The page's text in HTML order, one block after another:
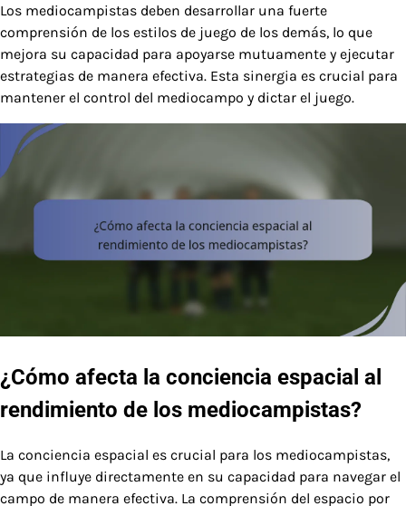
Los mediocampistas deben desarrollar una fuerte
comprensión de los estilos de juego de los demás, lo que
mejora su capacidad para apoyarse mutuamente y ejecutar
estrategias de manera efectiva. Esta sinergia es crucial para
mantener el control del mediocampo y dictar el juego.
¿Cómo afecta la conciencia espacial al
rendimiento de los mediocampistas?
La conciencia espacial es crucial para los mediocampistas,
ya que influye directamente en su capacidad para navegar el
campo de manera efectiva. La comprensión del espacio por